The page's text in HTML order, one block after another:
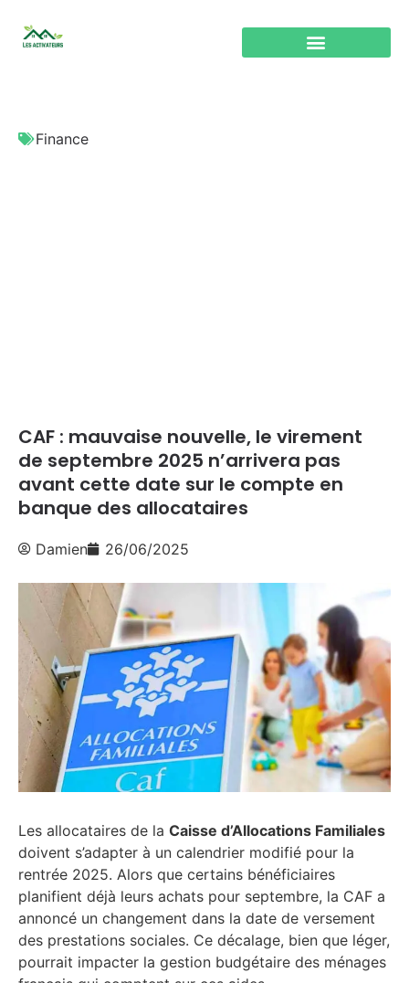
Finance
CAF : mauvaise nouvelle, le virement
de septembre 2025 n’arrivera pas
avant cette date sur le compte en
banque des allocataires
Damien 26/06/2025
Les allocataires de la Caisse d’Allocations Familiales
doivent s’adapter à un calendrier modifié pour la
rentrée 2025. Alors que certains bénéficiaires
planifient déjà leurs achats pour septembre, la CAF a
annoncé un changement dans la date de versement
des prestations sociales. Ce décalage, bien que léger,
pourrait impacter la gestion budgétaire des ménages